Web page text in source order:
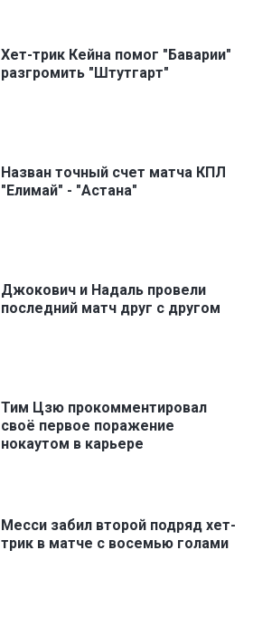
Хет-трик Кейна помог "Баварии"
разгромить "Штутгарт"
Назван точный счет матча КПЛ
"Елимай" - "Астана"
Джокович и Надаль провели
последний матч друг с другом
Тим Цзю прокомментировал
своё первое поражение
нокаутом в карьере
Месси забил второй подряд хет-
трик в матче с восемью голами